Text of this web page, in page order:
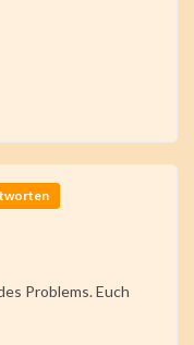
Problems. Euch